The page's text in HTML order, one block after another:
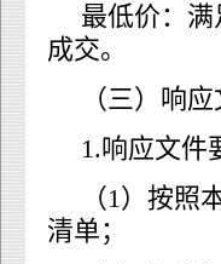
最低价：
成交。
（三）响
1.响应文件
（1）按
清单；